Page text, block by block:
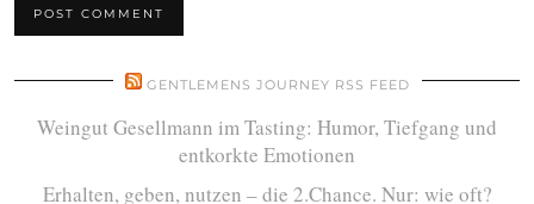
GENTLEMENS JOURNEY RSS FEED
Weingut Gesellmann im Tasting: Humor, Tiefgang und
entkorkte Emotionen
Erhalten, geben, nutzen – die 2.Chance. Nur: wie oft?